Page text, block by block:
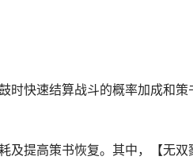
快速结算战斗的概率加成和策
提高策书恢复。其中，【无双